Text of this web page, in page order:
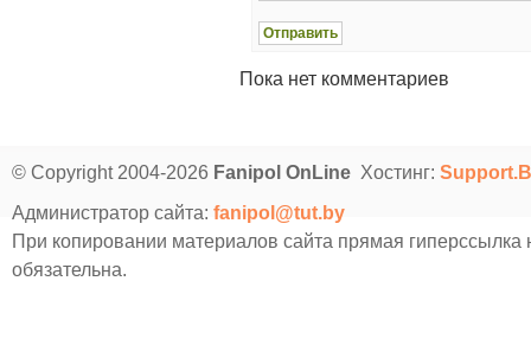
Пока нет комментариев
© Copyright 2004-2026 Fanipol OnLine Хостинг:
Администратор сайта: fanipol@tut.by
При копировании материалов сайта прямая гиперссылка
обязательна.